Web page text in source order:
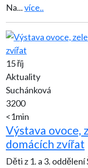
Na...více..
15 říj
Aktuality
Suchánková
3200
<1min
Výstava ovoce,
domácích zvířat
Děti z 1. a 3.